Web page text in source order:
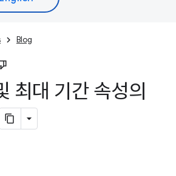
Blog
최대 기간 속성의